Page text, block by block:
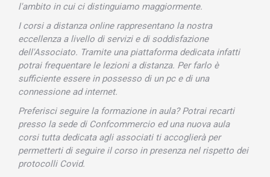
l'ambito in cui ci distinguiamo maggiormente.
I corsi a distanza online rappresentano la nostra
eccellenza a livello di servizi e di soddisfazione
dell'Associato. Tramite una piattaforma dedicata infatti
potrai frequentare le lezioni a distanza. Per farlo è
sufficiente essere in possesso di un pc e di una
connessione ad internet.
Preferisci seguire la formazione in aula? Potrai recarti
presso la sede di Confcommercio ed una nuova aula
corsi tutta dedicata agli associati ti accoglierà per
permetterti di seguire il corso in presenza nel rispetto dei
protocolli Covid.